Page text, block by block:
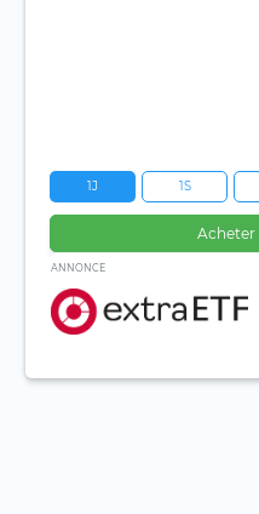
1J 1S
Acheter
ANNONCE